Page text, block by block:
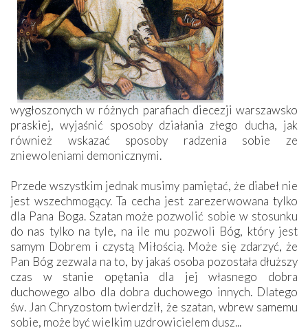
wygłoszonych w różnych parafiach diecezji warszawsko
praskiej, wyjaśnić sposoby działania złego ducha, jak
również wskazać sposoby radzenia sobie ze
zniewoleniami demonicznymi.
Przede wszystkim jednak musimy pamiętać, że diabeł nie
jest wszechmogący. Ta cecha jest zarezerwowana tylko
dla Pana Boga. Szatan może pozwolić sobie w stosunku
do nas tylko na tyle, na ile mu pozwoli Bóg, który jest
samym Dobrem i czystą Miłością. Może się zdarzyć, że
Pan Bóg zezwala na to, by jakaś osoba pozostała dłuższy
czas w stanie opętania dla jej własnego dobra
duchowego albo dla dobra duchowego innych. Dlatego
św. Jan Chryzostom twierdził, że szatan, wbrew samemu
sobie, może być wielkim uzdrowicielem dusz...